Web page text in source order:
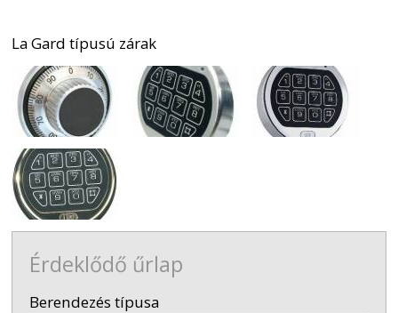
La Gard típusú zárak
Érdeklődő űrlap
Berendezés típusa